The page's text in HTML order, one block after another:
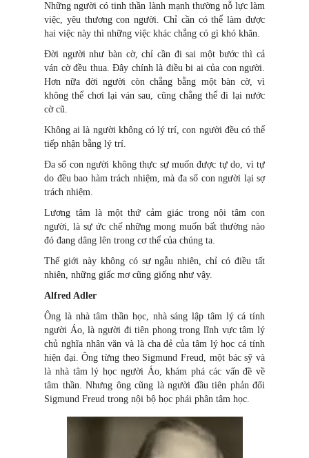
Những người có tinh thần lành mạnh thường nỗ lực làm
việc, yêu thương con người. Chỉ cần có thể làm được
hai việc này thì những việc khác chẳng có gì khó khăn.
Đời người như bàn cờ, chỉ cần đi sai một bước thì cả
ván cờ đều thua. Đây chính là điều bi ai của con người.
Hơn nữa đời người còn chẳng bằng một bàn cờ, vì
không thể chơi lại ván sau, cũng chẳng thể đi lại nước
cờ cũ.
Không ai là người không có lý trí, con người đều có thể
tiếp nhận bằng lý trí.
Đa số con người không thực sự muốn được tự do, vì tự
do đều bao hàm trách nhiệm, mà đa số con người lại sợ
trách nhiệm.
Lương tâm là một thứ cảm giác trong nội tâm con
người, là sự ức chế những mong muốn bất thường nào
đó đang dâng lên trong cơ thể của chúng ta.
Thế giới này không có sự ngẫu nhiên, chỉ có điều tất
nhiên, những giấc mơ cũng giống như vậy.
Alfred Adler
Ông là nhà tâm thần học, nhà sáng lập tâm lý cá tính
người Áo, là người đi tiên phong trong lĩnh vực tâm lý
chủ nghĩa nhân văn và là cha đẻ của tâm lý học cá tính
hiện đại. Ông từng theo Sigmund Freud, một bác sỹ và
là nhà tâm lý học người Áo, khám phá các vấn đề về
tâm thần. Nhưng ông cũng là người đầu tiên phản đối
Sigmund Freud trong nội bộ học phái phân tâm học.